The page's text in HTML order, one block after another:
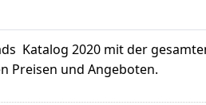
Katalog 2020 mit der
Preisen und Angeboten.